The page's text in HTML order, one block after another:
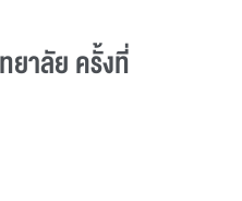
ยาลัย ครั้งที่